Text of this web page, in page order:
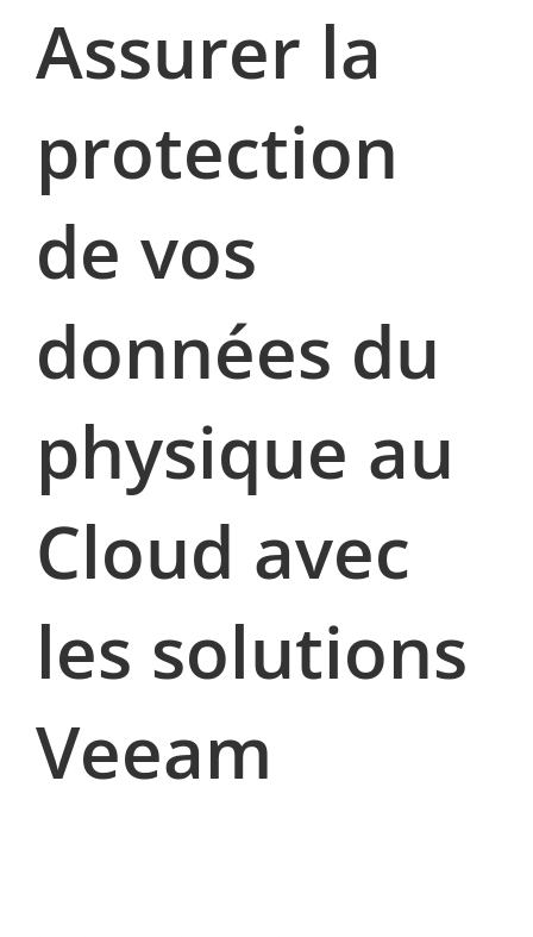
Assurer la
protection
de vos
données du
physique au
Cloud avec
les solutions
Veeam